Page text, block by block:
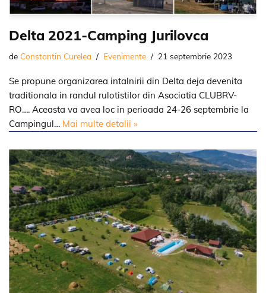
Delta 2021-Camping Jurilovca
de Constantin Curelea Evenimente 21 septembrie 2023
Se propune organizarea intalnirii din Delta deja devenita
traditionala in randul rulotistilor din Asociatia CLUBRV-
RO…. Aceasta va avea loc in perioada 24-26 septembrie la
Campingul… Mai multe detalii »